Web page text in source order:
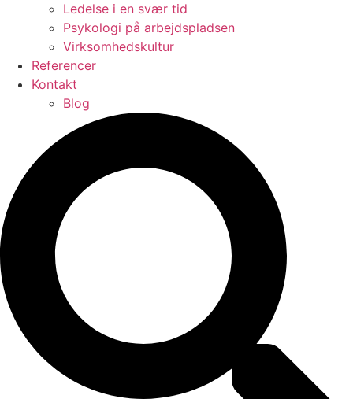
Ledelse i en svær tid
Psykologi på arbejdspladsen
Virksomhedskultur
Referencer
Kontakt
Blog